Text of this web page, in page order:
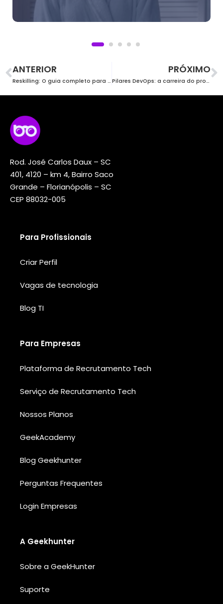
ANTERIOR
Reskilling: O guia completo para profissionais de TI
PRÓXIMO
Pilares DevOps: a carreira do profissional de infraestrutura
Rod. José Carlos Daux – SC
401, 4120 – km 4, Bairro Saco
Grande – Florianópolis – SC
CEP 88032-005
Para Profissionais
Criar Perfil
Vagas de tecnologia
Blog TI
Para Empresas
Plataforma de Recrutamento Tech
Serviço de Recrutamento Tech
Nossos Planos
GeekAcademy
Blog Geekhunter
Perguntas Frequentes
Login Empresas
A Geekhunter
Sobre a GeekHunter
Suporte